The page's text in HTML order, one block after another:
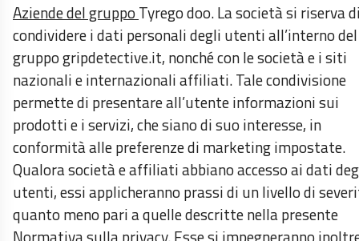
Aziende del gruppoTyrego doo. La società si riserva
condividere i dati personali degli utenti all’interno del
gruppo gripdetective.it, nonché con le società e i siti
nazionali e internazionali affiliati. Tale condivisione
permette di presentare all’utente informazioni sui
prodotti e i servizi, che siano di suo interesse, in
conformità alle preferenze di marketing impostate.
Qualora società e affiliati abbiano accesso ai dati
utenti, essi applicheranno prassi di un livello di
quanto meno pari a quelle descritte nella presente